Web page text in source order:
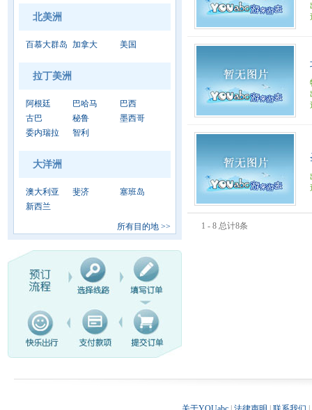
北美洲
百慕大群岛 加拿大 美国
拉丁美洲
阿根廷 巴哈马
巴西
古巴
秘鲁
墨西哥
委内瑞拉
智利
大洋洲
澳大利亚 斐济
塞班岛
新西兰
所有目的地 >> 1 - 8 总计8条